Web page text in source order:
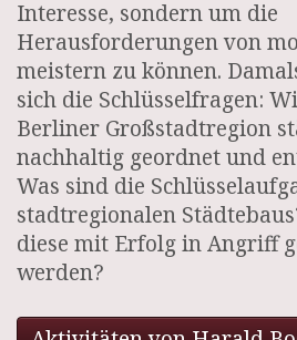
Interesse, sondern um die
Herausforderungen von
meistern zu können.
sich die Schlüsselfragen:
Berliner Großstadtregion
nachhaltig geordnet und
Was sind die
stadtregionalen
diese mit Erfolg in Angriff
werden?